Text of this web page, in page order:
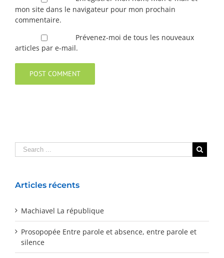
mon site dans le navigateur pour mon prochain
commentaire.
Prévenez-moi de tous les nouveaux
articles par e-mail.
Articles récents
Machiavel La république
Prosopopée Entre parole et absence, entre parole et
silence